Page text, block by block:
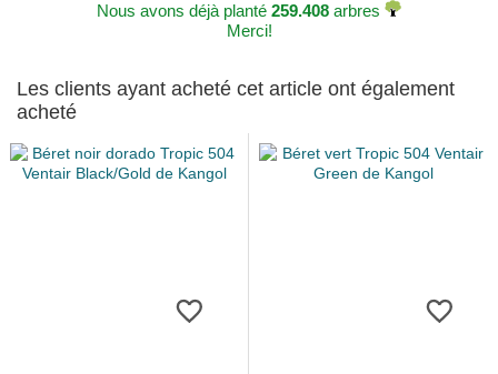
Nous avons déjà planté 259.408 arbres
Merci!
Les clients ayant acheté cet article ont également
acheté